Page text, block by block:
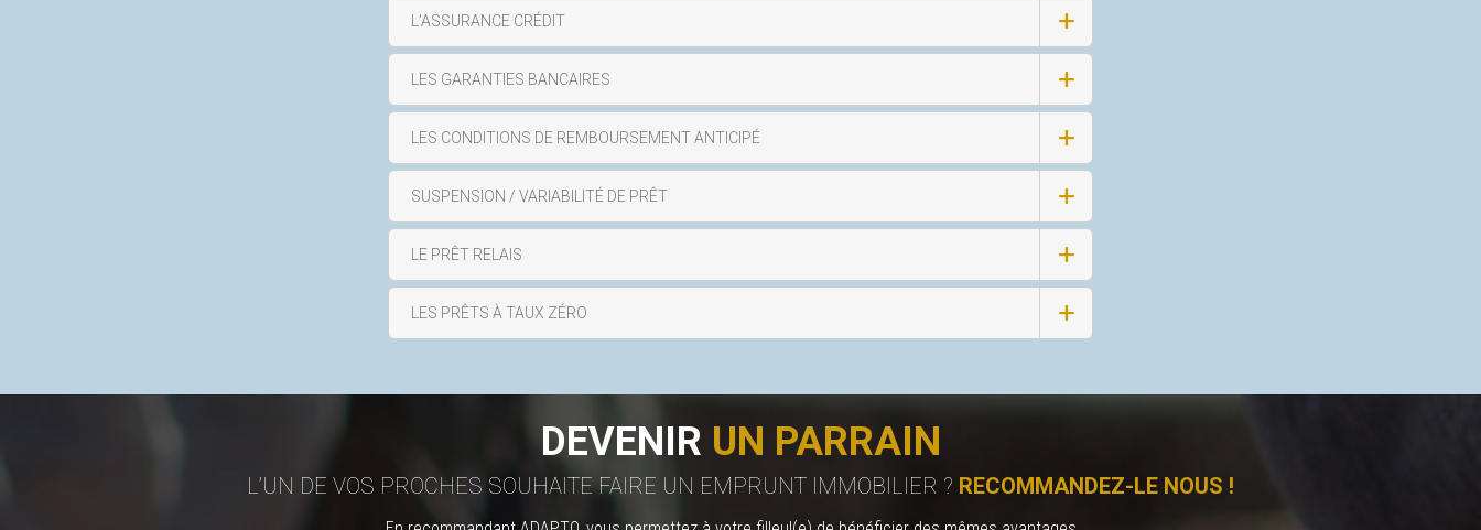
L’ASSURANCE CRÉDIT
LES GARANTIES BANCAIRES
LES CONDITIONS DE REMBOURSEMENT ANTICIPÉ
SUSPENSION / VARIABILITÉ DE PRÊT
LE PRÊT RELAIS
LES PRÊTS À TAUX ZÉRO
DEVENIR UN PARRAIN
L’UN DE VOS PROCHES SOUHAITE FAIRE UN EMPRUNT IMMOBILIER ? RECOMMANDEZ-LE NOUS !